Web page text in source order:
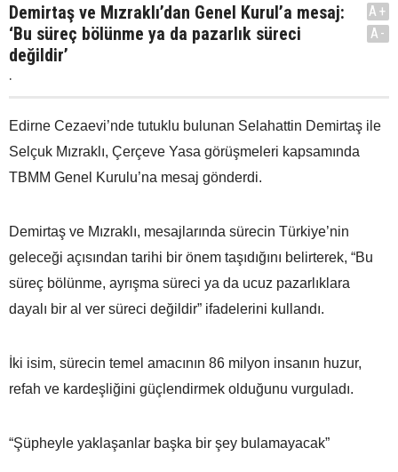
Demirtaş ve Mızraklı’dan Genel Kurul’a mesaj:
‘Bu süreç bölünme ya da pazarlık süreci
değildir’
.
A+
A-
Edirne Cezaevi’nde tutuklu bulunan Selahattin Demirtaş ile
Selçuk Mızraklı, Çerçeve Yasa görüşmeleri kapsamında
TBMM Genel Kurulu’na mesaj gönderdi.
Demirtaş ve Mızraklı, mesajlarında sürecin Türkiye’nin
geleceği açısından tarihi bir önem taşıdığını belirterek, “Bu
süreç bölünme, ayrışma süreci ya da ucuz pazarlıklara
dayalı bir al ver süreci değildir” ifadelerini kullandı.
İki isim, sürecin temel amacının 86 milyon insanın huzur,
refah ve kardeşliğini güçlendirmek olduğunu vurguladı.
“Şüpheyle yaklaşanlar başka bir şey bulamayacak”